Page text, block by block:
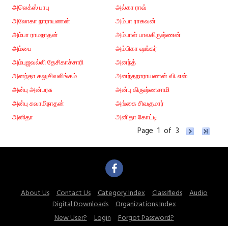
அலெக்ஸ் பாபு
அல்கா ராவ்
அலோகா நாராயணன்
அம்பா ராகவன்
அம்பா ராமநாதன்
அம்பாள் பாலகிருஷ்ணன்
அம்பை
அம்பிகா ஷங்கர்
அம்புஜவல்லி தேசிகாச்சாரி
அனந்த்
அனந்தா கலுசிவலிங்கம்
அனந்தநாராயணன் வி. எஸ்
அன்பு அன்பரசு
அன்பு கிருஷ்ணசாமி
அன்பு சுவாமிநாதன்
அங்கை சிவகுமார்
அனிதா
அனிதா கோட்டி
Page 1 of 3
About Us Contact Us Category Index Classifieds
Audio
Digital Downloads
Organizations Index
New User?
Login Forgot Password?